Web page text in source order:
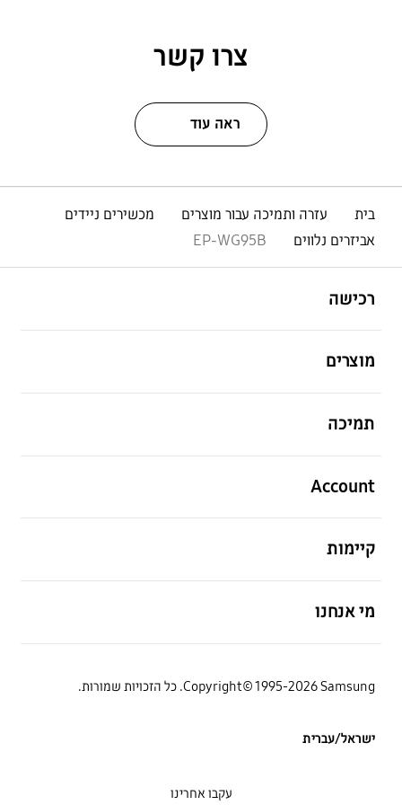
צרו קשר
ראה עוד
בית עזרה ותמיכה עבור מוצרים
מכשירים ניידים
אביזרים נלווים
EP-WG95B
רכישה
מוצרים
תמיכה
Account
קיימות
מי אנחנו
Copyright© 1995-2026 Samsung. כל הזכויות שמורות.
ישראל/עברית
עקבו אחרינו